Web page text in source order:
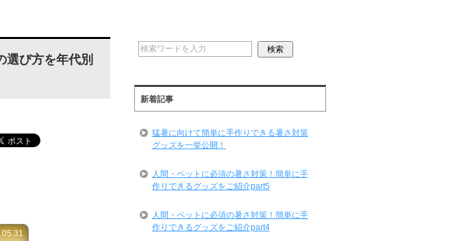
選び方を年代別
新着記事
猛暑に向けて簡単に手作りできる暑さ対策
グッズを一挙公開！
人間・ペットに必須の暑さ対策！簡単に手
作りできるグッズをご紹介part5
人間・ペットに必須の暑さ対策！簡単に手
作りできるグッズをご紹介part4